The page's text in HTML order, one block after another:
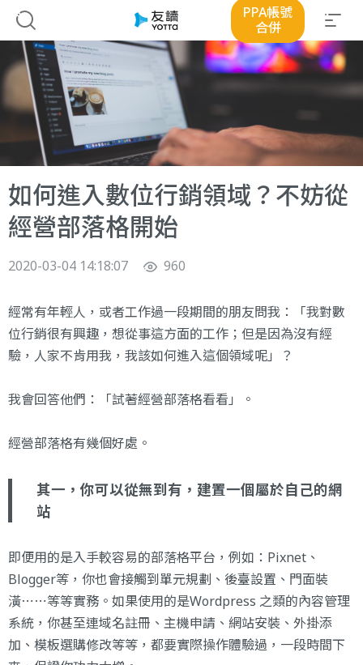
PPA帳號
合併
如何進入數位行銷領域？不妨從
經營部落格開始
2020-03-04 14:18:07 960
經常有年輕人，或者工作過一段期間的朋友問我：「我對數
位行銷很有興趣，想從事這方面的工作；但是因為沒有經
驗，人家不肯用我，我該如何進入這個領域呢」？
我會回答他們：「試著經營部落格看看」。
經營部落格有幾個好處。
其一，你可以從無到有，建置一個屬於自己的網
站
即便用的是入手較容易的部落格平台，例如：Pixnet、
Blogger等，你也會接觸到單元規劃、後臺設置、門面裝
潢⋯⋯等等實務。如果使用的是Wordpress 之類的內容管理
系統，你甚至連域名註冊、主機申請、網站安裝、外掛添
加、模板選購修改等等，都要實際操作體驗過，一段時間下